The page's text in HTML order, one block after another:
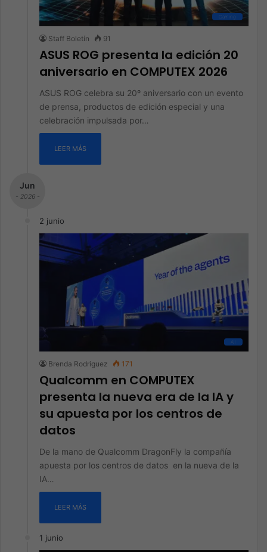
Gaming
Staff Boletín 91
ASUS ROG presenta la edición 20
aniversario en COMPUTEX 2026
ASUS ROG celebra su 20º aniversario con un evento
de prensa, productos de edición especial y una
celebración impulsada por…
LEER MÁS
Jun
- 2026 -
2 junio
All
Brenda Rodriguez 171
Qualcomm en COMPUTEX
presenta la nueva era de la IA y
su apuesta por los centros de
datos
De la mano de Qualcomm DragonFly la compañía
apuesta por los centros de datos en la nueva de la
IA…
LEER MÁS
1 junio